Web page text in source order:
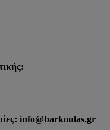
info@barkoulas.gr